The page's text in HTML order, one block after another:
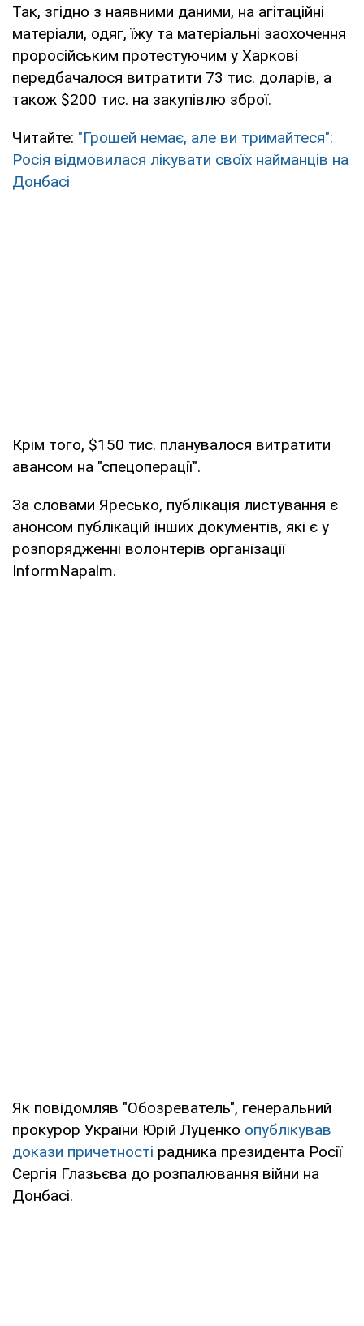
Так, згідно з наявними даними, на агітаційні
матеріали, одяг, їжу та матеріальні заохочення
проросійським протестуючим у Харкові
передбачалося витратити 73 тис. доларів, а
також $200 тис. на закупівлю зброї.
Читайте: "Грошей немає, але ви тримайтеся":
Росія відмовилася лікувати своїх найманців на
Донбасі
Крім того, $150 тис. планувалося витратити
авансом на "спецоперації".
За словами Яресько, публікація листування є
анонсом публікацій інших документів, які є у
розпорядженні волонтерів організації
InformNapalm.
Як повідомляв "Обозреватель", генеральний
прокурор України Юрій Луценко опублікував
докази причетності радника президента Росії
Сергія Глазьєва до розпалювання війни на
Донбасі.